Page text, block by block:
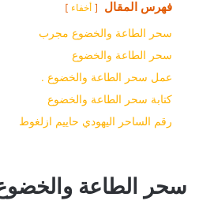
فهرس المقال أخفاء
سحر الطاعة والخضوع مجرب
سحر الطاعة والخضوع
عمل سحر الطاعة والخضوع .
كتابة سحر الطاعة والخضوع
رقم الساحر اليهودي حاييم ازلغوط
سحر الطاعة